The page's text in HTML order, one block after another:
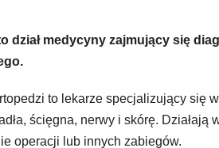
dział medycyny zajmujący się
to lekarze specjalizujący się
ścięgna, nerwy i skórę.
operacji lub innych zabiegów.